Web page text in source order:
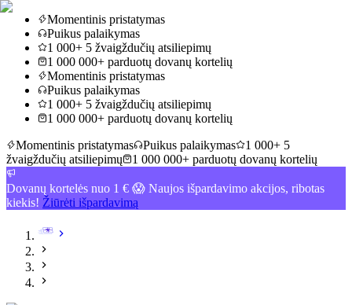
Momentinis pristatymas
Puikus palaikymas
1 000+ 5 žvaigždučių atsiliepimų
1 000 000+ parduotų dovanų kortelių
Momentinis pristatymas
Puikus palaikymas
1 000+ 5 žvaigždučių atsiliepimų
1 000 000+ parduotų dovanų kortelių
Momentinis pristatymas
Puikus palaikymas
1 000+ 5
žvaigždučių atsiliepimų
1 000 000+ parduotų dovanų kortelių
Dovanų kortelės nuo 1 € 😱 Naujos išpardavimo akcijos, ribotas
kiekis! Žiūrėti išpardavimą